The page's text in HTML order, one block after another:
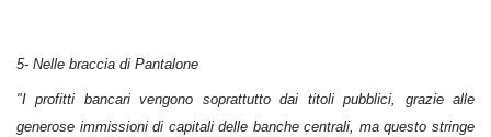
5- Nelle braccia di Pantalone
"I profitti bancari vengono soprattutto dai titoli pubblici, grazie alle
generose immissioni di capitali delle banche centrali, ma questo stringe